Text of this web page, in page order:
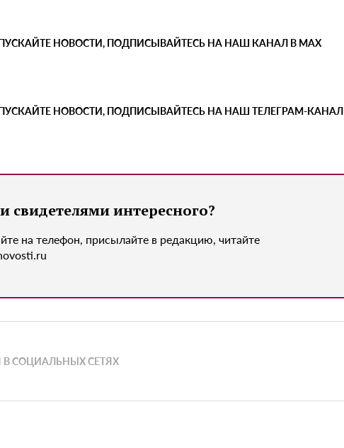
НОВОСТИ, ПОДПИСЫВАЙТЕСЬ НА НАШ КАНАЛ В MAX
НОВОСТИ, ПОДПИСЫВАЙТЕСЬ НА НАШ ТЕЛЕГРАМ-КАНАЛ
свидетелями интересного?
на телефон, присылайте в редакцию, читайте
В СОЦИАЛЬНЫХ СЕТЯХ